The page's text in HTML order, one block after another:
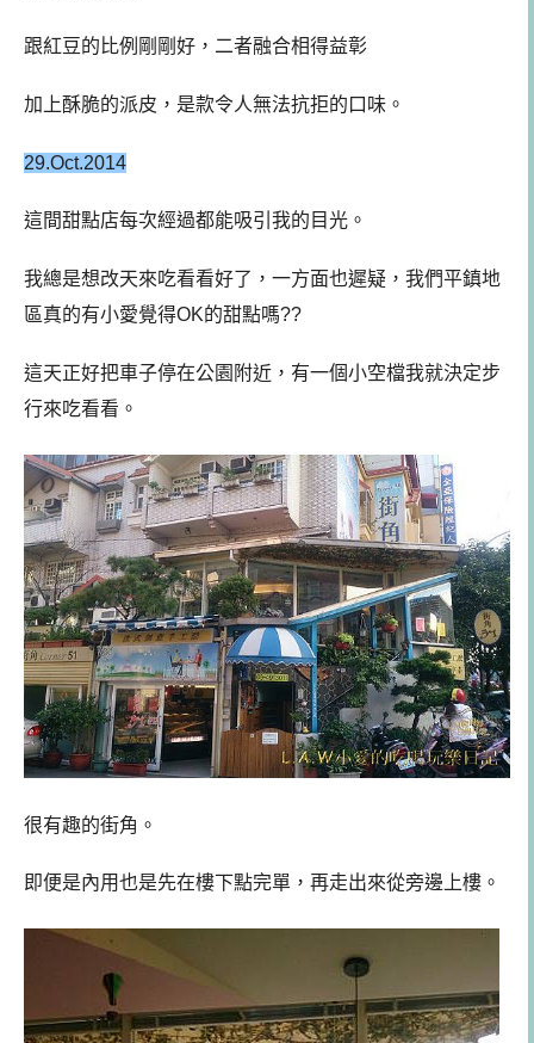
跟紅豆的比例剛剛好，二者融合相得益彰
加上酥脆的派皮，是款令人無法抗拒的口味。
29.Oct.2014
這間甜點店每次經過都能吸引我的目光。
我總是想改天來吃看看好了，一方面也遲疑，我們平鎮地
區真的有小愛覺得OK的甜點嗎??
這天正好把車子停在公園附近，有一個小空檔我就決定步
行來吃看看。
很有趣的街角。
即便是內用也是先在樓下點完單，再走出來從旁邊上樓。